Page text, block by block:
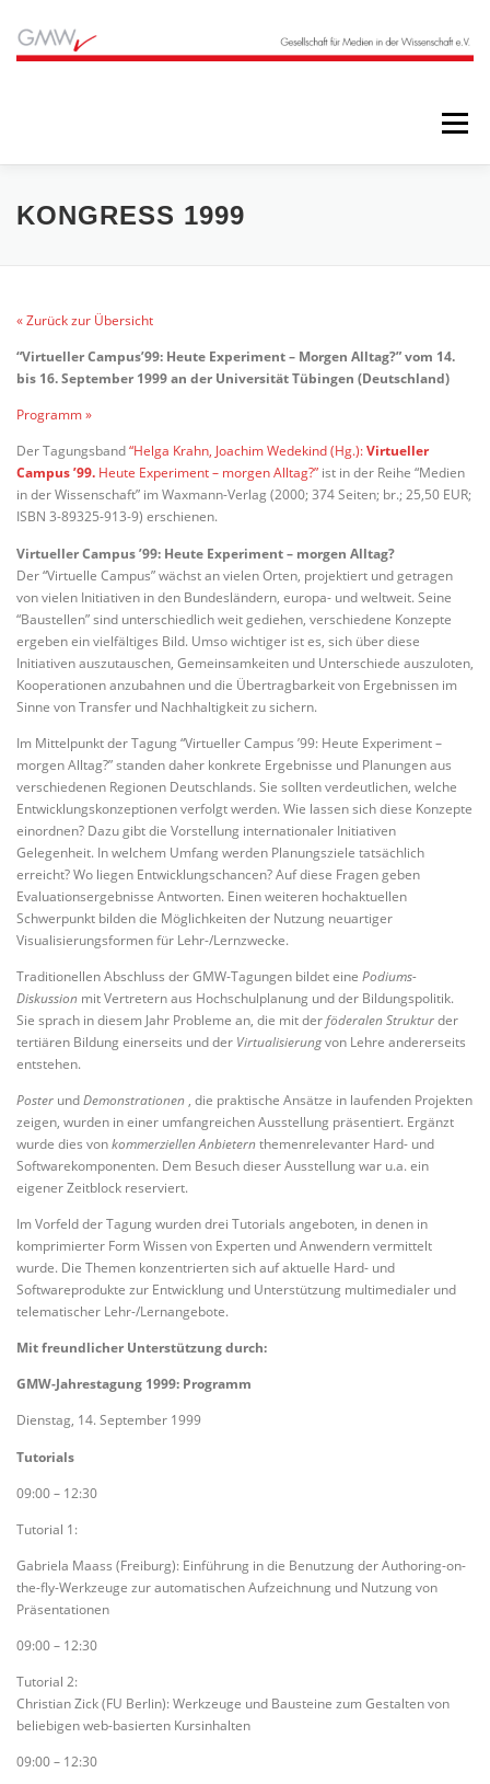
Inhalt
springen
Menü
STARTSEITE BLOG
KONGRESS 1999
« Zurück zur Übersicht
“Virtueller Campus’99: Heute Experiment – Morgen Alltag?” vom 14.
bis 16. September 1999 an der Universität Tübingen (Deutschland)
Programm »
Der Tagungsband“Helga Krahn, Joachim Wedekind (Hg.):Virtueller
Campus ’99. Heute Experiment – morgen Alltag?” ist in der Reihe “Medien
in der Wissenschaft” im Waxmann-Verlag (2000; 374 Seiten; br.; 25,50 EUR;
ISBN 3-89325-913-9) erschienen.
Virtueller Campus ’99: Heute Experiment – morgen Alltag?
Der “Virtuelle Campus” wächst an vielen Orten, projektiert und getragen
von vielen Initiativen in den Bundesländern, europa- und weltweit. Seine
“Baustellen” sind unterschiedlich weit gediehen, verschiedene Konzepte
ergeben ein vielfältiges Bild. Umso wichtiger ist es, sich über diese
Initiativen auszutauschen, Gemeinsamkeiten und Unterschiede auszuloten,
Kooperationen anzubahnen und die Übertragbarkeit von Ergebnissen im
Sinne von Transfer und Nachhaltigkeit zu sichern.
Im Mittelpunkt der Tagung “Virtueller Campus ’99: Heute Experiment –
morgen Alltag?” standen daher konkrete Ergebnisse und Planungen aus
verschiedenen Regionen Deutschlands. Sie sollten verdeutlichen, welche
Entwicklungskonzeptionen verfolgt werden. Wie lassen sich diese Konzepte
einordnen? Dazu gibt die Vorstellung internationaler Initiativen
Gelegenheit. In welchem Umfang werden Planungsziele tatsächlich
erreicht? Wo liegen Entwicklungschancen? Auf diese Fragen geben
Evaluationsergebnisse Antworten. Einen weiteren hochaktuellen
Schwerpunkt bilden die Möglichkeiten der Nutzung neuartiger
Visualisierungsformen für Lehr-/Lernzwecke.
Traditionellen Abschluss der GMW-Tagungen bildet eine Podiums-
Diskussion mit Vertretern aus Hochschulplanung und der Bildungspolitik.
Sie sprach in diesem Jahr Probleme an, die mit derföderalen Strukturder
tertiären Bildung einerseits und der Virtualisierungvon Lehre andererseits
entstehen.
Poster undDemonstrationen , die praktische Ansätze in laufenden Projekten
zeigen, wurden in einer umfangreichen Ausstellung präsentiert. Ergänzt
wurde dies vonkommerziellen Anbieternthemenrelevanter Hard- und
Softwarekomponenten. Dem Besuch dieser Ausstellung war u.a. ein
eigener Zeitblock reserviert.
Im Vorfeld der Tagung wurden drei Tutorials angeboten, in denen in
komprimierter Form Wissen von Experten und Anwendern vermittelt
wurde. Die Themen konzentrierten sich auf aktuelle Hard- und
Softwareprodukte zur Entwicklung und Unterstützung multimedialer und
telematischer Lehr-/Lernangebote.
Mit freundlicher Unterstützung durch:
GMW-Jahrestagung 1999: Programm
Dienstag, 14. September 1999
Tutorials
09:00 – 12:30
Tutorial 1:
Gabriela Maass (Freiburg): Einführung in die Benutzung der Authoring-on-
the-fly-Werkzeuge zur automatischen Aufzeichnung und Nutzung von
Präsentationen
09:00 – 12:30
Tutorial 2:
Christian Zick (FU Berlin): Werkzeuge und Bausteine zum Gestalten von
beliebigen web-basierten Kursinhalten
09:00 – 12:30